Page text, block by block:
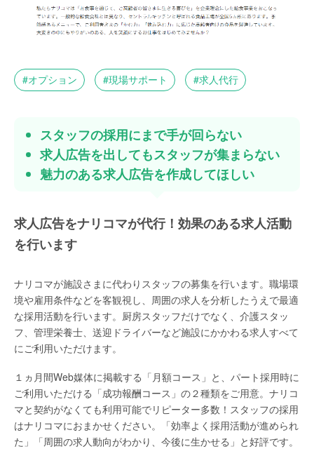
オプション 現場サポート 求人代行
スタッフの採用にまで手が回らない
求人広告を出してもスタッフが集まらない
魅力のある求人広告を作成してほしい
求人広告をナリコマが代行！効果のある求人活動
を行います
ナリコマが施設さまに代わりスタッフの募集を行います。職場環
境や雇用条件などを客観視し、周囲の求人を分析したうえで最適
な採用活動を行います。厨房スタッフだけでなく、介護スタッ
フ、管理栄養士、送迎ドライバーなど施設にかかわる求人すべて
にご利用いただけます。
１ヵ月間Web媒体に掲載する「月額コース」と、パート採用時に
ご利用いただける「成功報酬コース」の２種類をご用意。ナリコ
マと契約がなくても利用可能でリピーター多数！スタッフの採用
はナリコマにおまかせください。「効率よく採用活動が進められ
た」「周囲の求人動向がわかり、今後に生かせる」と好評です。